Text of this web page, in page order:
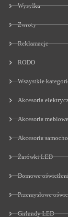
Wysyłka
Zwroty
Reklamacje
RODO
Wszystkie
Akcesoria
Akcesoria meblowe
Akcesoria
Żarówki LED
Domowe
Przemysłowe
Girlandy LED